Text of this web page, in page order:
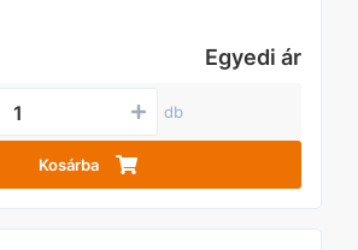
Egyedi ár
db
Kosárba